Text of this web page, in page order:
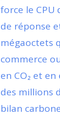
force le
de réponse
mégaoctets
commerce
en CO₂ et
des millions
bilan